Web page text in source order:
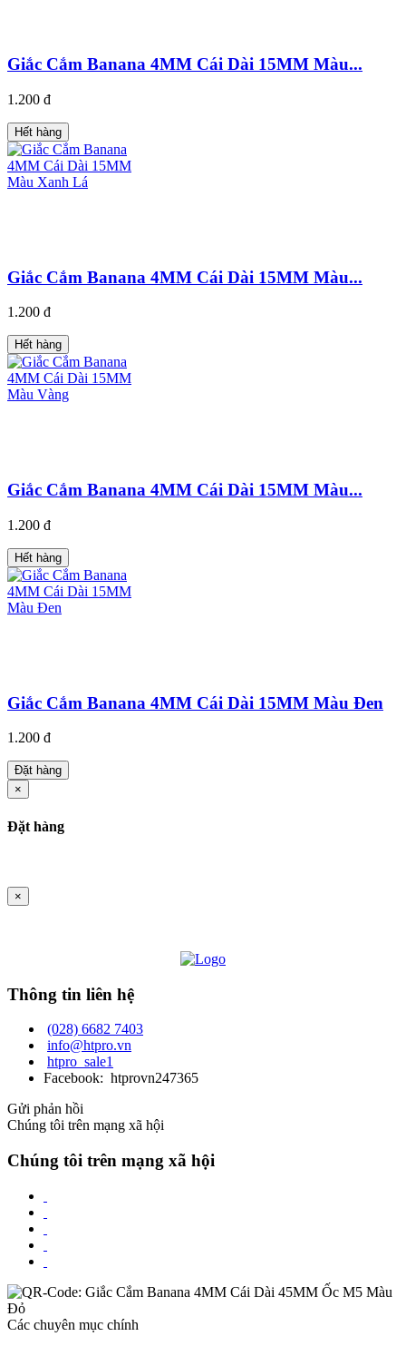
Giắc Cắm Banana 4MM Cái Dài 15MM Màu...
1.200 đ
Hết hàng
Giắc Cắm Banana 4MM Cái Dài 15MM Màu...
1.200 đ
Hết hàng
Giắc Cắm Banana 4MM Cái Dài 15MM Màu...
1.200 đ
Hết hàng
Giắc Cắm Banana 4MM Cái Dài 15MM Màu Đen
1.200 đ
Đặt hàng
×
Đặt hàng
×
Thông tin liên hệ
(028) 6682 7403
info@htpro.vn
htpro_sale1
Facebook: htprovn247365
Gửi phản hồi
Chúng tôi trên mạng xã hội
Chúng tôi trên mạng xã hội
Các chuyên mục chính